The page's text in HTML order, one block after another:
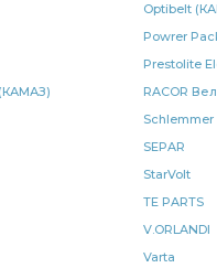
водяного
КАМАЗ ГЗКВ
шарнир реактивной штанги
КАМАЗ ЕПК
Optibelt
Powrer
Prestolite
RACOR
Schlemmer
SEPAR
StarVolt
TE PARTS
V.ORLANDI
Varta